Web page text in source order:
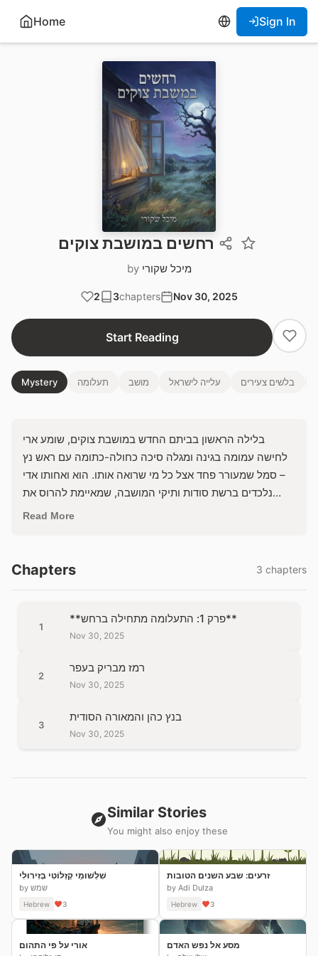
Home Sign In
רחשים במושבת צוקים
by מיכל שקורי
2 3chapters Nov 30, 2025
Start Reading
Mystery תעלומה מושב עלייה לישראל בלשים צעירים
בלילה הראשון בביתם החדש במושבת צוקים, שומע ארי
לחישה עמומה בגינה ומגלה סיכה כחולה-כתומה עם ראש נץ
– סמל שמעורר פחד אצל כל מי שרואה אותו. הוא ואחותו אדי
נלכדים ברשת סודות ותיקי המושבה, שמאיימת להרוס את
התחלתם החדשה בישראל. האם יחשפו את זהות הפולש לפני
Read More
Chapters 3 chapters
1
**פרק 1: התעלומה מתחילה ברחש**
Nov 30, 2025
2
רמז מבריק בעפר
Nov 30, 2025
3
בנץ כהן והמאורה הסודית
Nov 30, 2025
Similar Stories
You might also enjoy these
שִׁלְשׁוּמֵי קָזְלוֹטִי בְּזִירוּלִי
by שמש
Hebrew 3
זרעים: שבע השנים הטובות
by Adi Dulza
Hebrew 3
אורי על פי התהום מסע אל נפש האדם